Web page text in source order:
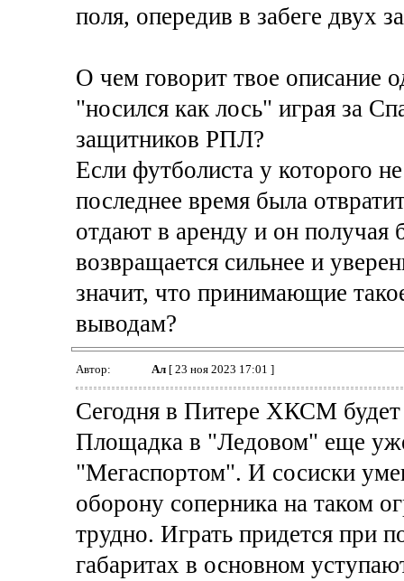
поля, опередив в забеге двух
О чем говорит твое описание
"носился как лось" играя за
защитников РПЛ?
Если футболиста у которого
последнее время была
отдают в аренду и он получая
возвращается сильнее и
значит, что принимающие
выводам?
Автор: Ал[ 23 ноя 2023 17:01 ]
Сегодня в Питере ХКСМ
Площадка в "Ледовом" еще
"Мегаспортом". И сосиски
оборону соперника на таком
трудно. Играть придется при
габаритах в основном